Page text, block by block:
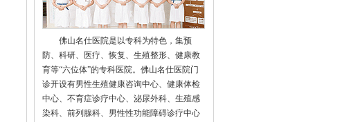
佛山名仕医院是以专科为特色，集预
防、科研、医疗、恢复、生殖整形、健康教
育等“六位体”的专科医院。佛山名仕医院门
诊开设有男性生殖健康咨询中心、健康体检
中心、不育症诊疗中心、泌尿外科、生殖感
染科、前列腺科、男性性功能障碍诊疗中心